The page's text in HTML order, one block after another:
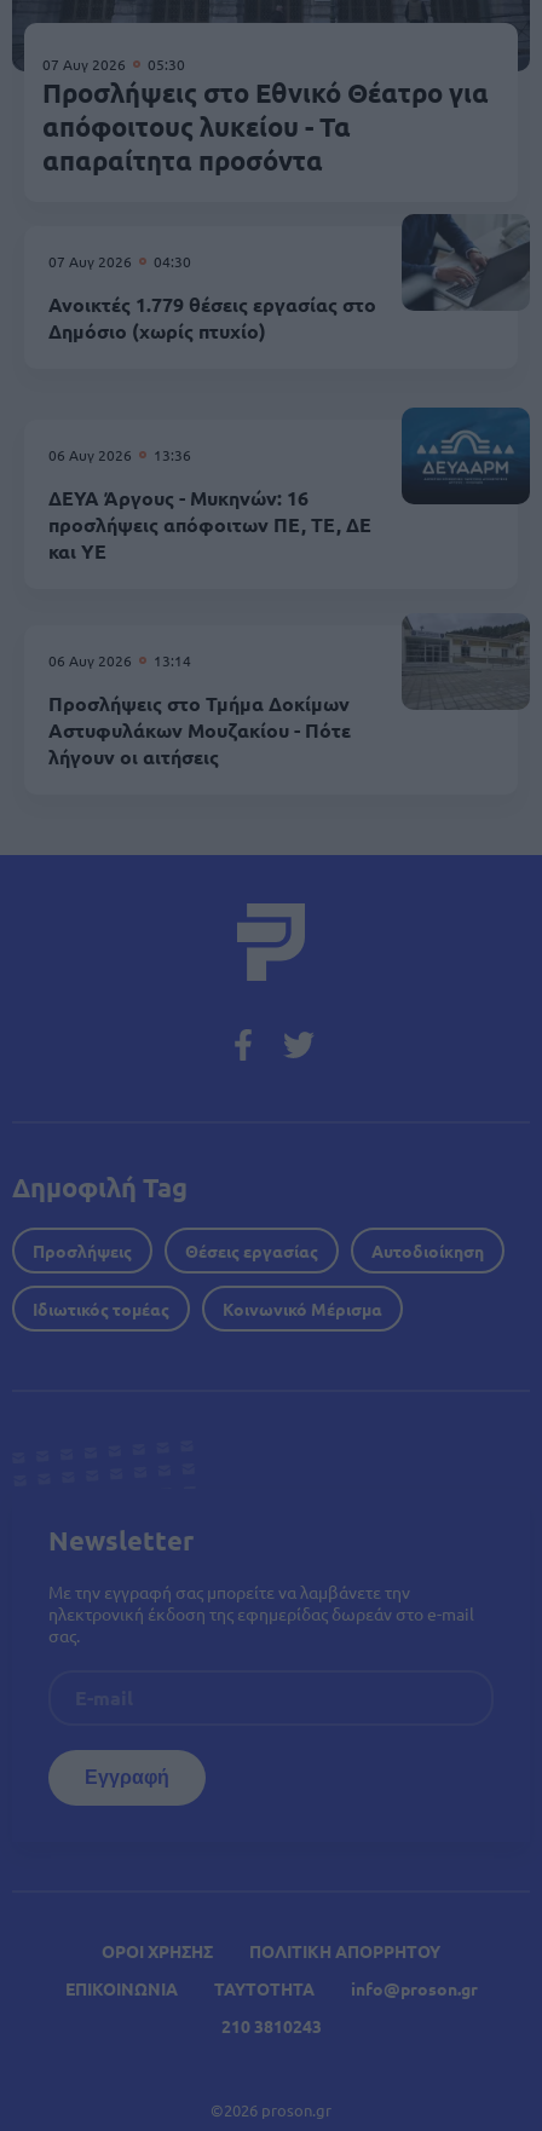
07 Αυγ 2026 05:30
Προσλήψεις στο Εθνικό Θέατρο για
απόφοιτους λυκείου - Τα
απαραίτητα προσόντα
07 Αυγ 2026 04:30
Ανοικτές 1.779 θέσεις εργασίας στο
Δημόσιο (χωρίς πτυχίο)
06 Αυγ 2026 13:36
ΔΕΥΑ Άργους - Μυκηνών: 16
προσλήψεις απόφοιτων ΠΕ, ΤΕ, ΔΕ
και ΥΕ
06 Αυγ 2026 13:14
Προσλήψεις στο Τμήμα Δοκίμων
Αστυφυλάκων Mουζακίου - Πότε
λήγουν οι αιτήσεις
ΟΡΟΙ ΧΡΗΣΗΣ
ΠΟΛΙΤΙΚΗ ΑΠΟΡΡΗΤΟΥ
ΕΠΙΚΟΙΝΩΝΙΑ
ΤΑΥΤΟΤΗΤΑ
info@proson.gr
210 3810243
©2026 proson.gr
Δημοφιλή Tag
Προσλήψεις Θέσεις εργασίας Αυτοδιοίκηση
Ιδιωτικός τομέας Κοινωνικό Μέρισμα
Newsletter
Με την εγγραφή σας μπορείτε να λαμβάνετε την
ηλεκτρονική έκδοση της εφημερίδας δωρεάν στο e-mail
σας.